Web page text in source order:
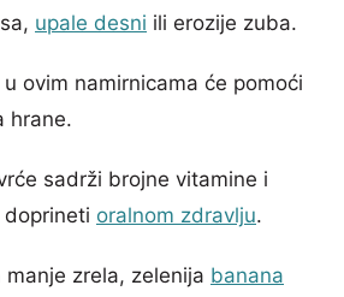
upale desni ili erozije zuba.
ovim namirnicama će pomoći
hrane.
sadrži brojne vitamine i
doprineti oralnom zdravlju.
zrela, zelenija banana